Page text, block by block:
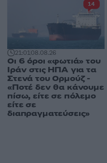
21:0108.08.26
Οι 6 όροι «φωτιά» του
Ιράν στις ΗΠΑ για τα
Στενά του Ορμούζ -
«Ποτέ δεν θα κάνουμε
πίσω, είτε σε πόλεμο
είτε σε
διαπραγματεύσεις»
14